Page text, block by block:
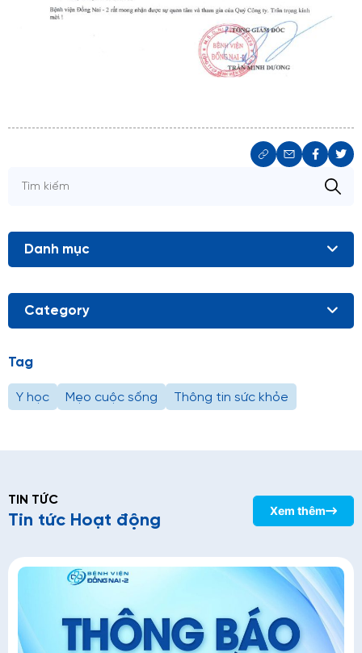
Danh mục
Category
Tag
Y học Mẹo cuộc sống Thông tin sức khỏe
TIN TỨC
Tin tức Hoạt động
Xem thêm